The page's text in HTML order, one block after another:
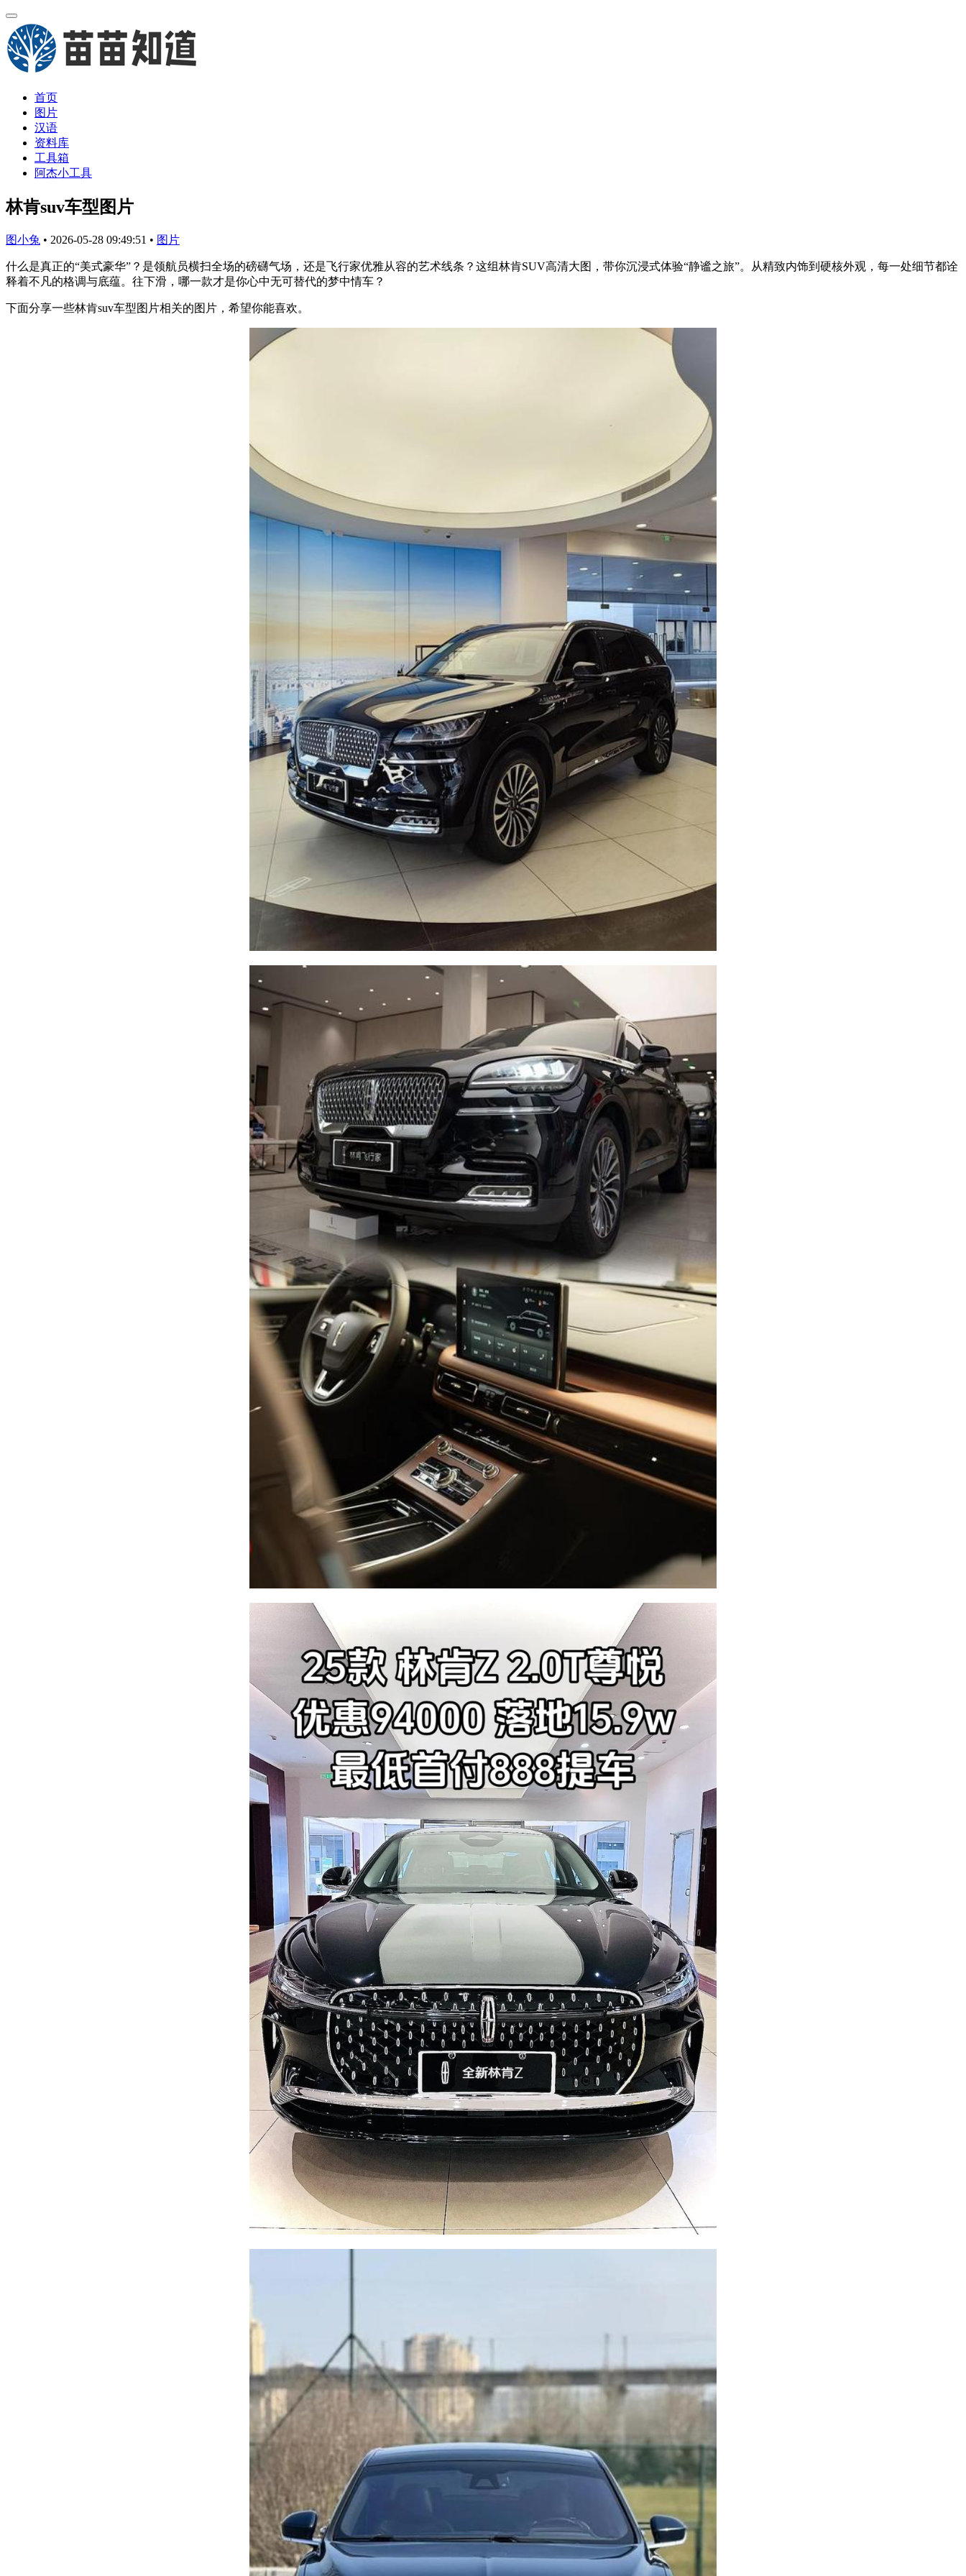
首页
图片
汉语
资料库
工具箱
阿杰小工具
林肯suv车型图片
图小兔 • 2026-05-28 09:49:51 • 图片
什么是真正的“美式豪华”？是领航员横扫全场的磅礴气场，还是飞行家优雅从容的艺术线条？这组林肯SUV高清大图，带你沉浸式体验“静谧之旅”。从精致内饰到硬核外观，每一处细节都诠
释着不凡的格调与底蕴。往下滑，哪一款才是你心中无可替代的梦中情车？
下面分享一些林肯suv车型图片相关的图片，希望你能喜欢。